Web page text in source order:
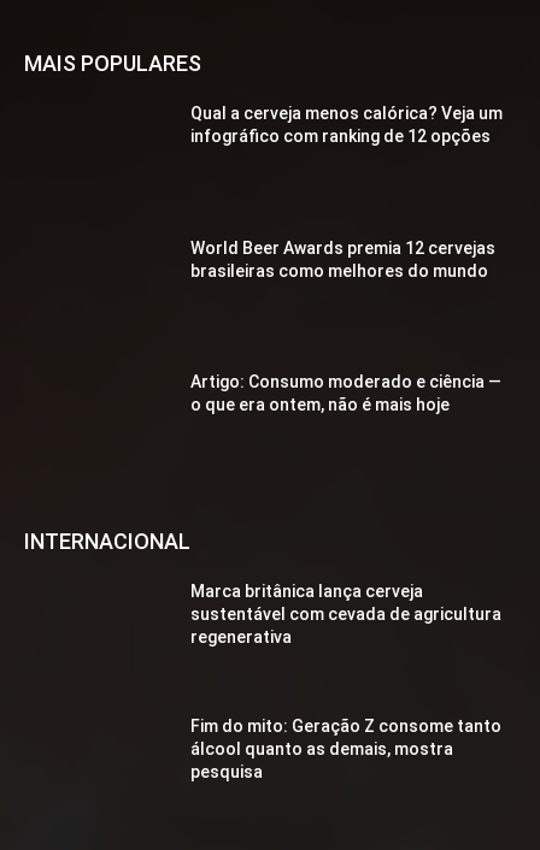
MAIS POPULARES
Qual a cerveja menos calórica? Veja um
infográfico com ranking de 12 opções
World Beer Awards premia 12 cervejas
brasileiras como melhores do mundo
Artigo: Consumo moderado e ciência —
o que era ontem, não é mais hoje
INTERNACIONAL
Marca britânica lança cerveja
sustentável com cevada de agricultura
regenerativa
Fim do mito: Geração Z consome tanto
álcool quanto as demais, mostra
pesquisa